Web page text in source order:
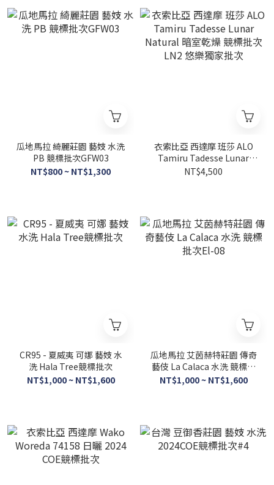
瓜地馬拉 綺麗莊園 藝妓 水洗
PB 競標批次GFW03
NT$800 ~ NT$1,300
衣索比亞 西達摩 班莎 ALO
Tamiru Tadesse Lunar
Natural 暗室乾燥 競標批次
NT$4,500
CR95 - 夏威夷 可娜 藝妓 水
洗 Hala Tree競標批次
NT$1,000 ~ NT$1,600
瓜地馬拉 艾茵赫特莊園 傳奇
藝伎 La Calaca 水洗 競標批
次El-08
NT$1,000 ~ NT$1,600